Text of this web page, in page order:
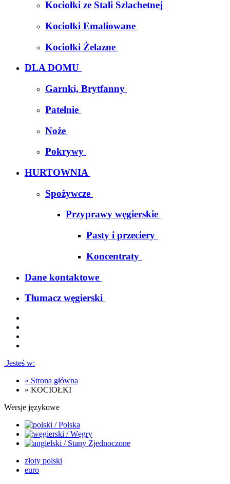
Kociołki ze Stali Szlachetnej
Kociołki Emaliowane
Kociołki Żelazne
DLA DOMU
Garnki, Brytfanny
Patelnie
Noże
Pokrywy
HURTOWNIA
Spożywcze
Przyprawy węgierskie
Pasty i przeciery
Koncentraty
Dane kontaktowe
Tłumacz węgierski
Jesteś w:
» Strona główna
» KOCIOŁKI
Wersje językowe
złoty polski
euro